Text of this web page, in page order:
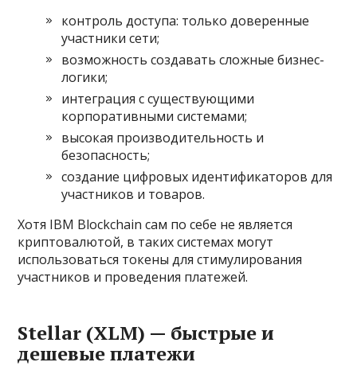
контроль доступа: только доверенные
участники сети;
возможность создавать сложные бизнес-
логики;
интеграция с существующими
корпоративными системами;
высокая производительность и
безопасность;
создание цифровых идентификаторов для
участников и товаров.
Хотя IBM Blockchain сам по себе не является
криптовалютой, в таких системах могут
использоваться токены для стимулирования
участников и проведения платежей.
Stellar (XLM) — быстрые и
дешевые платежи